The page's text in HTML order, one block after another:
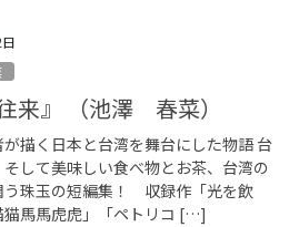
来』 （池澤 春菜）
描く日本と台湾を舞台にした物語 台
して美味しい食べ物とお茶、台湾の
う珠玉の短編集！ 収録作「光を飲
猫馬馬虎虎」「ペトリコ […]